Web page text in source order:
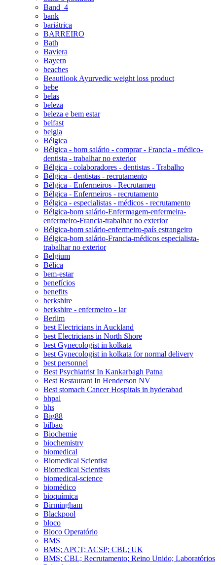
Band_4
bank
bariátrica
BARREIRO
Bath
Baviera
Bayern
beaches
Beautilook Ayurvedic weight loss product
bebe
belas
beleza
beleza e bem estar
belfast
belgia
Bélgica
Bélgica - bom salário - comprar - Francia - médico-
dentista - trabalhar no exterior
Bélgica - colaboradores - dentistas - Trabalho
Bélgica - dentistas - recrutamento
Bélgica - Enfermeiros - Recrutamen
Bélgica - Enfermeiros - recrutamento
Bélgica - especialistas - médicos - recrutamento
Bélgica-bom salário-Enfermagem-enfermeira-
enfermeiro-Francia-trabalhar no exterior
Bélgica-bom salário-enfermeiro-país estrangeiro
Bélgica-bom salário-Francia-médicos especialista-
trabalhar no exterior
Belgium
Bélica
bem-estar
benefícios
benefits
berkshire
berkshire - enfermeiro - lar
Berlim
best Electricians in Auckland
best Electricians in North Shore
best Gynecologist in kolkata
best Gynecologist in kolkata for normal delivery
best personnel
Best Psychiatrist In Kankarbagh Patna
Best Restaurant In Henderson NV
Best stomach Cancer Hospitals in hyderabad
bhpal
bhs
Big88
bilbao
Biochemie
biochemistry
biomedical
Biomedical Scientist
Biomedical Scientists
biomedical-science
biomédico
bioquímica
Birmingham
Blackpool
bloco
Bloco Operatório
BMS
BMS; APCT; ACSP; CBL; UK
BMS; CBL; Recrutamento; Reino Unido; Laboratórios